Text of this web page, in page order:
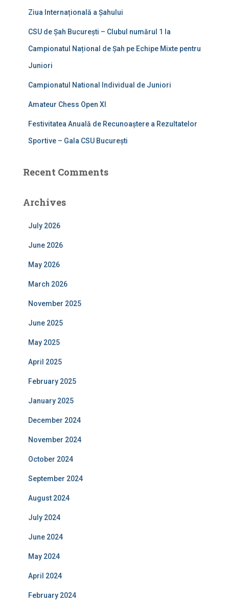
Ziua Internațională a Șahului
CSU de Șah București – Clubul numărul 1 la
Campionatul Național de Șah pe Echipe Mixte pentru
Juniori
Campionatul National Individual de Juniori
Amateur Chess Open XI
Festivitatea Anuală de Recunoaștere a Rezultatelor
Sportive – Gala CSU București
Recent Comments
Archives
July 2026
June 2026
May 2026
March 2026
November 2025
June 2025
May 2025
April 2025
February 2025
January 2025
December 2024
November 2024
October 2024
September 2024
August 2024
July 2024
June 2024
May 2024
April 2024
February 2024